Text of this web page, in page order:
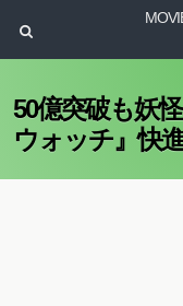
50億突破も妖
ウォッチ』快